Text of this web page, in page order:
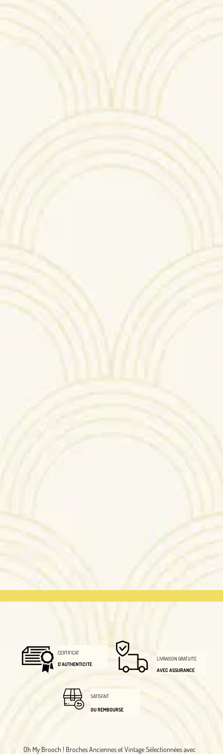
Oh My Brooch ! Broches Anciennes et Vintage Sélectionnées avec
CERTIFICAT
D'AUTHENTICITE
LIVRAISON GRATUITE
AVEC ASSURANCE
SATISFAIT
OU REMBOURSE